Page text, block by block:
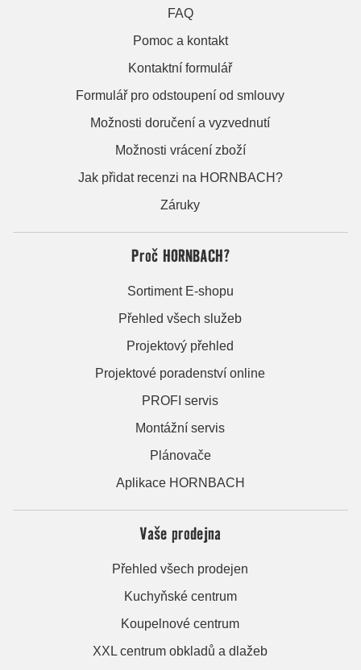
FAQ
Pomoc a kontakt
Kontaktní formulář
Formulář pro odstoupení od smlouvy
Možnosti doručení a vyzvednutí
Možnosti vrácení zboží
Jak přidat recenzi na HORNBACH?
Záruky
Proč HORNBACH?
Sortiment E-shopu
Přehled všech služeb
Projektový přehled
Projektové poradenství online
PROFI servis
Montážní servis
Plánovače
Aplikace HORNBACH
Vaše prodejna
Přehled všech prodejen
Kuchyňské centrum
Koupelnové centrum
XXL centrum obkladů a dlažeb